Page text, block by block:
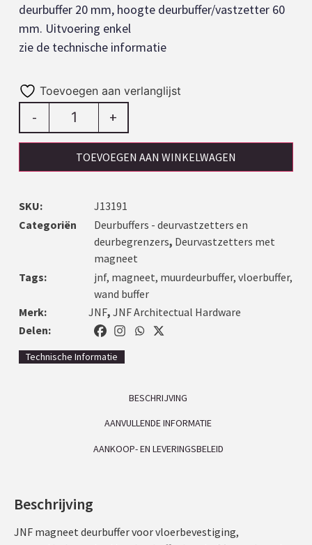
deurbuffer 20 mm, hoogte deurbuffer/vastzetter 60
mm. Uitvoering enkel
zie de technische informatie
Toevoegen aan verlanglijst
- +
TOEVOEGEN AAN WINKELWAGEN
SKU:
J13191
Categoriën
Deurbuffers - deurvastzetters en
deurbegrenzers, Deurvastzetters met
magneet
Tags:
jnf, magneet, muurdeurbuffer, vloerbuffer,
wand buffer
Merk:
JNF, JNF Architectual Hardware
Delen:
Technische Informatie
BESCHRIJVING
AANVULLENDE INFORMATIE
AANKOOP- EN LEVERINGSBELEID
Beschrijving
JNF magneet deurbuffer voor vloerbevestiging,